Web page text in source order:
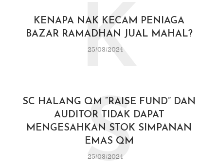
KENAPA NAK KECAM PENIAGA
BAZAR RAMADHAN JUAL MAHAL?
25/03/2024
K
SC HALANG QM “RAISE FUND” DAN
AUDITOR TIDAK DAPAT
MENGESAHKAN STOK SIMPANAN
EMAS QM
25/03/2024
S